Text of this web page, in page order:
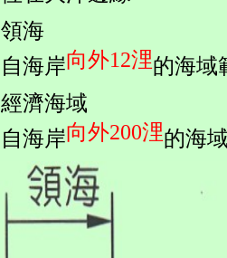
領海
自海岸向外12浬的海域
經濟海域
自海岸向外200浬的海